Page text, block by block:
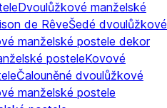
Dvoulůžkové manželské
de RêveŠedé dvoulůžkové
manželské postele dekor
posteleKovové
Čalouněné dvoulůžkové
manželské postele